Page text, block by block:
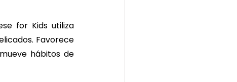
for Kids utiliza
Favorece
hábitos de